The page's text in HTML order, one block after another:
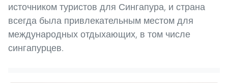
источником туристов для Сингапура, и страна
всегда была привлекательным местом для
международных отдыхающих, в том числе
сингапурцев.